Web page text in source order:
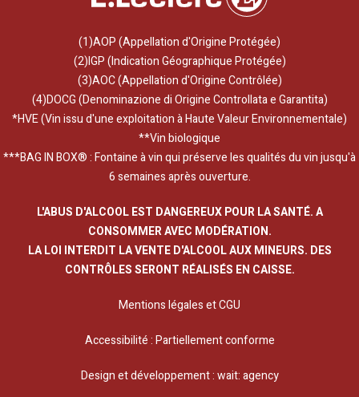
(1)AOP (Appellation d'Origine Protégée)
(2)IGP (Indication Géographique Protégée)
(3)AOC (Appellation d'Origine Contrôlée)
(4)DOCG (Denominazione di Origine Controllata e Garantita)
*HVE (Vin issu d'une exploitation à Haute Valeur Environnementale)
**Vin biologique
***BAG IN BOX® : Fontaine à vin qui préserve les qualités du vin jusqu'à
6 semaines après ouverture.
L'ABUS D'ALCOOL EST DANGEREUX POUR LA SANTÉ. A
CONSOMMER AVEC MODÉRATION.
LA LOI INTERDIT LA VENTE D'ALCOOL AUX MINEURS. DES
CONTRÔLES SERONT RÉALISÉS EN CAISSE.
Mentions légales et CGU
Accessibilité : Partiellement conforme
Design et développement :wait: agency